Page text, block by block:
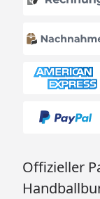
Offizieller